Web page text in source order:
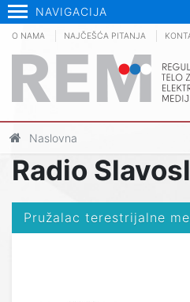
NAVIGACIJA
O NAMA NAJČEŠĆA PITANJA
Naslovna
Radio
Pružalac terestrijalne